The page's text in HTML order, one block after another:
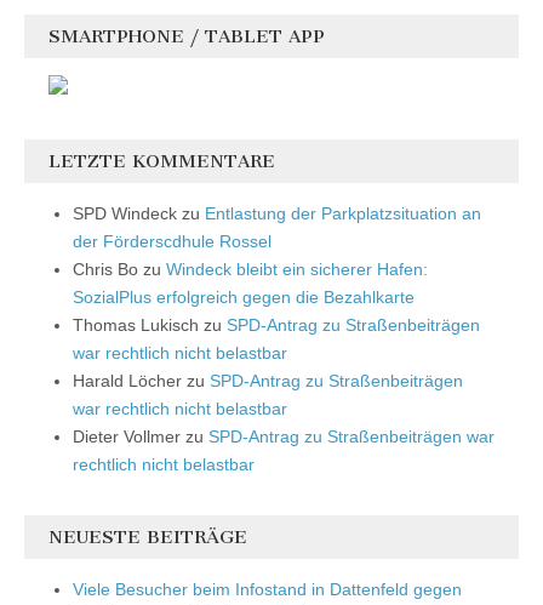
SMARTPHONE / TABLET APP
LETZTE KOMMENTARE
SPD Windeck zu Entlastung der Parkplatzsituation an
der Förderscdhule Rossel
Chris Bo zu Windeck bleibt ein sicherer Hafen:
SozialPlus erfolgreich gegen die Bezahlkarte
Thomas Lukisch zu SPD-Antrag zu Straßenbeiträgen
war rechtlich nicht belastbar
Harald Löcher zu SPD-Antrag zu Straßenbeiträgen
war rechtlich nicht belastbar
Dieter Vollmer zu SPD-Antrag zu Straßenbeiträgen war
rechtlich nicht belastbar
NEUESTE BEITRÄGE
Viele Besucher beim Infostand in Dattenfeld gegen